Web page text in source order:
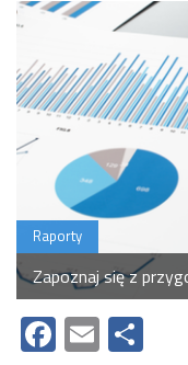
Raporty
Zapoznaj się z
Facebook
Email